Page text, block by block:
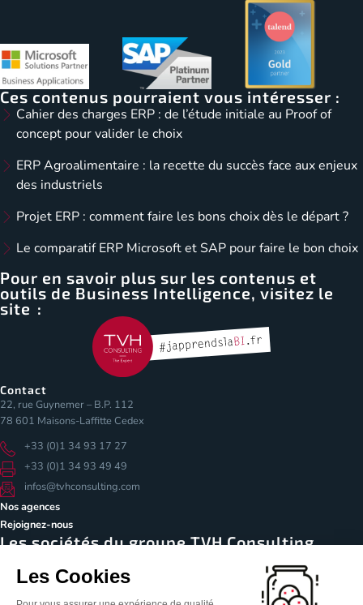
Ces contenus pourraient vous intéresser :
Cahier des charges ERP : de l’étude initiale au Proof of
concept pour valider le choix
ERP Agroalimentaire : la recette du succès face aux enjeux
des industriels
Projet ERP : comment faire les bons choix dès le départ ?
Le comparatif ERP Microsoft et SAP pour faire le bon choix
Pour en savoir plus sur les contenus et
outils de Business Intelligence, visitez le
site :
Contact
22, rue Guynemer – B.P. 112
78 601 Maisons-Laffitte Cedex
+33 (0)1 34 93 17 27
+33 (0)1 34 93 49 49
infos@tvhconsulting.com
Nos agences
Rejoignez-nous
Les sociétés du groupe TVH Consulting
Les Cookies